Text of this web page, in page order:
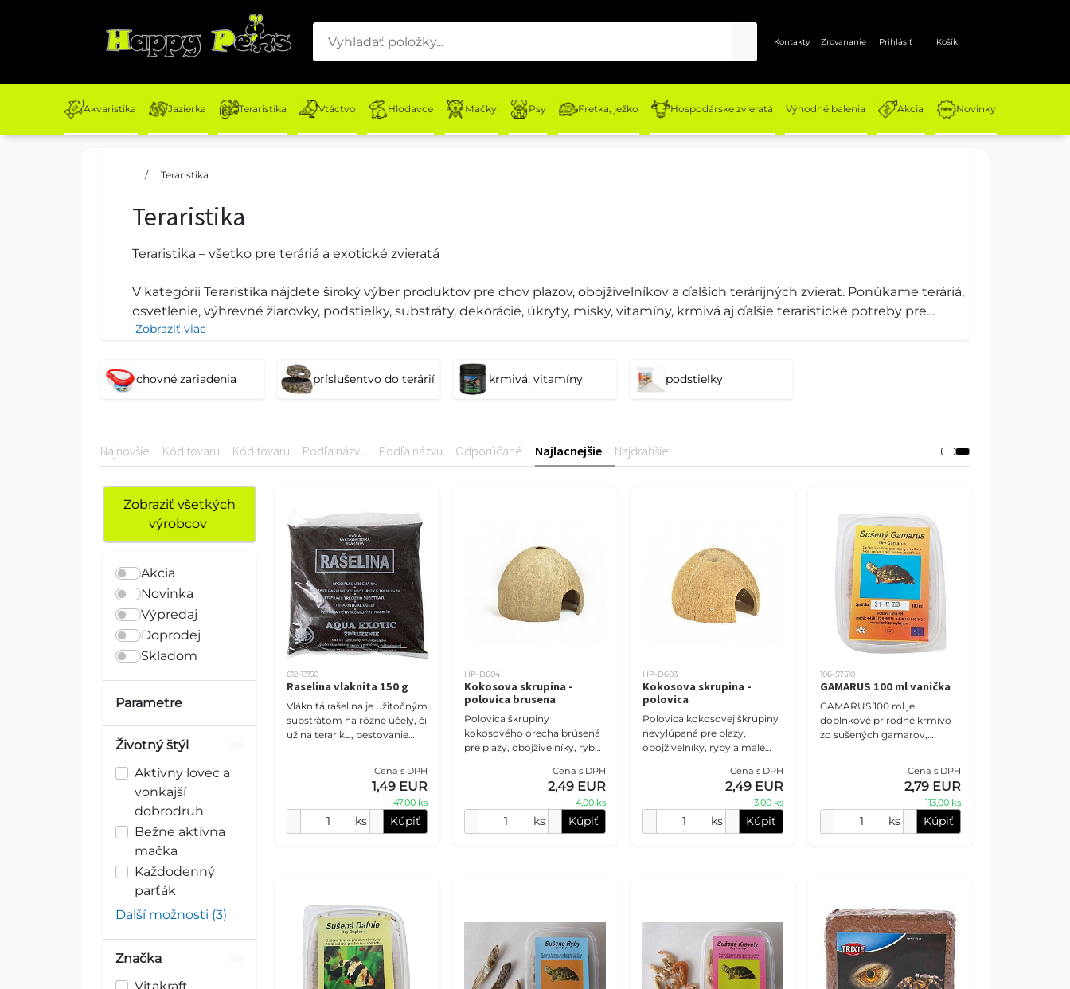
Kontakty Zrovananie Prihlásiť Košík
Akvaristika Jazierka Teraristika Vtáctvo Hlodavce Mačky Psy Fretka, ježko Hospodárske zvieratá Výhodné balenia Akcia Novinky
/ Teraristika
Teraristika
Teraristika – všetko pre teráriá a exotické zvieratá
V kategórii Teraristika nájdete široký výber produktov pre chov plazov, obojživelníkov a ďalších terárijných zvierat. Ponúkame teráriá,
osvetlenie, výhrevné žiarovky, podstielky, substráty, dekorácie, úkryty, misky, vitamíny, krmivá aj ďalšie teraristické potreby pre
vytvorenie vhodného a bezpečného prostredia.
Správne vybavené terárium je základom zdravého chovu. Kvalitné osvetlenie, vhodná teplota, správny substrát a vyvážená výživa
pomáhajú zabezpečiť prirodzené podmienky pre jaštery, hady, korytnačky, gekóny aj ďalšie exotické zvieratá. Vyberte si spoľahlivé
Zobraziť viac
chovné zariadenia príslušentvo do terárií krmivá, vitamíny podstielky
Najnovšie Kód tovaru Kód tovaru Podľa názvu Podľa názvu Odporúčané Najlacnejšie Najdrahšie
Zobraziť všetkých
výrobcov
Akcia
Novinka
Výpredaj
Doprodej
Skladom
Parametre
Životný štýl
Aktívny lovec a
vonkajší
dobrodruh
Bežne aktívna
mačka
Každodenný
parťák
Další možnosti (3)
Značka
012-13150
Raselina vlaknita 150 g
Vláknitá rašelina je užitočným
substrátom na rôzne účely, či
už na terariku, pestovanie
Cena s DPH
1,49 EUR
47,00 ks
ks Kúpiť
HP-D604
Kokosova skrupina -
polovica brusena
Polovica škrupiny
kokosového orecha brúsená
pre plazy, obojživelníky, ryby
škrupina je ideálna ako
prístrešok pre mnoho druh
Cena s DPH
2,49 EUR
4,00 ks
ks Kúpiť
HP-D603
Kokosova skrupina -
polovica
Polovica kokosovej škrupiny
nevylúpaná pre plazy,
obojživelníky, ryby a malé
je ideálna ako prístrešok pre
mnoho druhov vo
Cena s DPH
2,49 EUR
3,00 ks
ks Kúpiť
106-57510
GAMARUS 100 ml vanička
GAMARUS 100 ml je
doplnkové prírodné krmivo
zo sušených gamarov,
dravé ryby, koi kapre, agamy,
Cena s DPH
2,79 EUR
113,00 ks
ks Kúpiť